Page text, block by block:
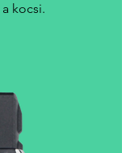
kocsi.